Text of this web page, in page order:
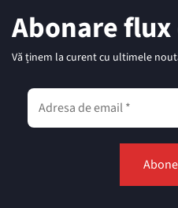
Abonare
Vă ținem la curent cu ultimele